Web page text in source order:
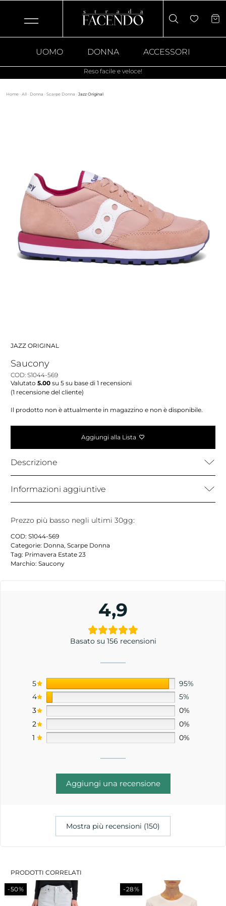
UOMO DONNA ACCESSORI
Reso facile e veloce!
Home · All · Donna · Scarpe Donna · Jazz Original
JAZZ ORIGINAL
Saucony
COD: S1044-569
Valutato 5.00 su 5 su base di 1 recensioni
(1 recensione del cliente)
Il prodotto non è attualmente in magazzino e non è disponibile.
Aggiungi alla Lista
Descrizione
Informazioni aggiuntive
Prezzo più basso negli ultimi 30gg:
COD: S1044-569
Categorie: Donna, Scarpe Donna
Tag: Primavera Estate 23
Marchio: Saucony
4,9
Basato su 156 recensioni
5
95%
4
5%
3
0%
2
0%
1
0%
Aggiungi una recensione
Mostra più recensioni (150)
PRODOTTI CORRELATI
-50% -28%